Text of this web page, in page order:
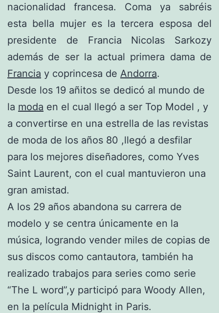
nacionalidad francesa. Coma ya sabréis
esta bella mujer es la tercera esposa del
presidente de Francia Nicolas Sarkozy
además de ser la actual primera dama de
Francia y coprincesa de Andorra.
Desde los 19 añitos se dedicó al mundo de
la moda en el cual llegó a ser Top Model , y
a convertirse en una estrella de las revistas
de moda de los años 80 ,llegó a desfilar
para los mejores diseñadores, como Yves
Saint Laurent, con el cual mantuvieron una
gran amistad.
A los 29 años abandona su carrera de
modelo y se centra únicamente en la
música, logrando vender miles de copias de
sus discos como cantautora, también ha
realizado trabajos para series como serie
“The L word”,y participó para Woody Allen,
en la película Midnight in Paris.